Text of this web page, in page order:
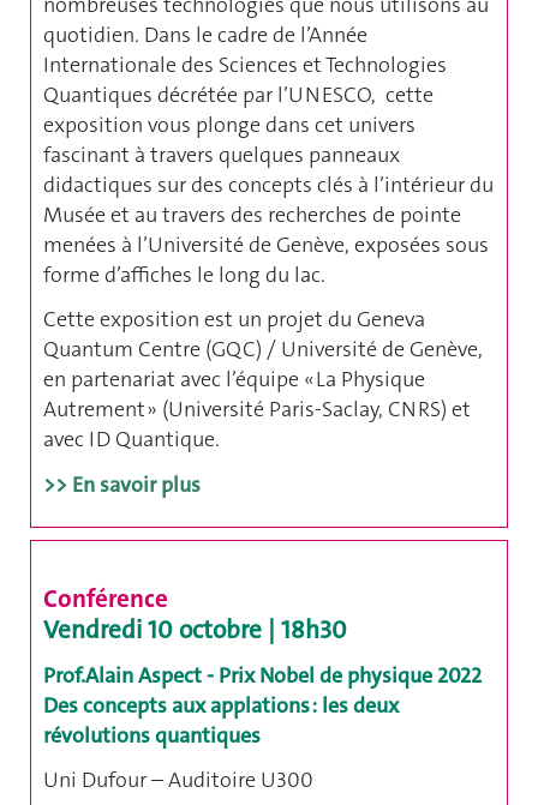
quotidien. Dans le cadre de l’Année
Internationale des Sciences et Technologies
Quantiques décrétée par l’UNESCO, cette
exposition vous plonge dans cet univers
fascinant à travers quelques panneaux
didactiques sur des concepts clés à l’intérieur du
Musée et au travers des recherches de pointe
menées à l’Université de Genève, exposées sous
forme d’affiches le long du lac.
Cette exposition est un projet du Geneva
Quantum Centre (GQC) / Université de Genève,
en partenariat avec l’équipe « La Physique
Autrement » (Université Paris-Saclay, CNRS) et
avec ID Quantique.
>> En savoir plus
Conférence
Vendredi 10 octobre | 18h30
Prof.Alain Aspect - Prix Nobel de physique 2022
Des concepts aux applations : les deux
révolutions quantiques
Uni Dufour – Auditoire U300